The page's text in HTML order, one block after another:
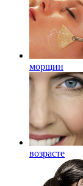
морщин
возрасте